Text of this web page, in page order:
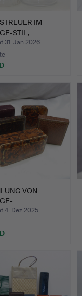
IM
STIL,
…
31. Jan 2026
VON
4. Dez 2025